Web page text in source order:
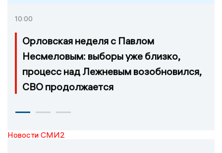
10:00
Орловская неделя с Павлом
Несмеловым: выборы уже близко,
процесс над Лежневым возобновился,
СВО продолжается
Новости СМИ2